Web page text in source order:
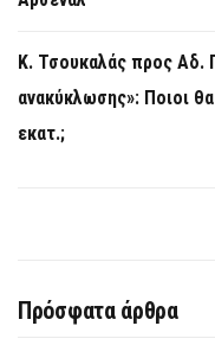
Κ. Τσουκαλάς προς Αδ.
ανακύκλωσης»: Ποιοι
εκατ.;
Πρόσφατα άρθρα